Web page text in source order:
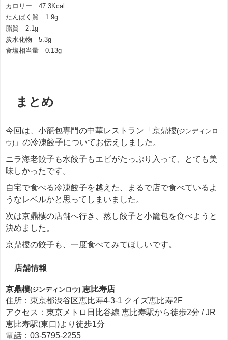
カロリー 47.3Kcal
たんぱく質 1.9g
脂質 2.1g
炭水化物 5.3g
食塩相当量 0.13g
まとめ
今回は、小籠包専門の中華レストラン「京鼎樓(ジンディンロ
ウ) 」の冷凍餃子についてお伝えしました。
ニラ海老餃子も水餃子もエビがたっぷり入って、とても美
味しかったです。
自宅で食べる冷凍餃子を越えた、まるで店で食べているよ
うなレベルかと思ってしまいました。
次は京鼎樓の店舗へ行き、蒸し餃子と小籠包を食べようと
決めました。
京鼎樓の餃子も、一度食べてみてほしいです。
店舗情報
京鼎樓(ジンディンロウ) 恵比寿店
住所：東京都渋谷区恵比寿4-3-1 クイズ恵比寿2F
アクセス：東京メトロ日比谷線 恵比寿駅から徒歩2分 /JR
恵比寿駅(東口)より徒歩1分
電話：03-5795-2255